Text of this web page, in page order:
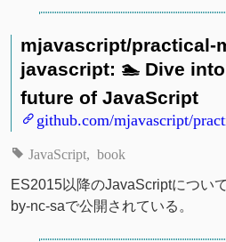
mjavascript/practical-
javascript: 🏊 Dive
future of JavaScript
github.com/mjavascript/
JavaScript book
ES2015以降のJavaScriptについ
by-nc-saで公開されている。